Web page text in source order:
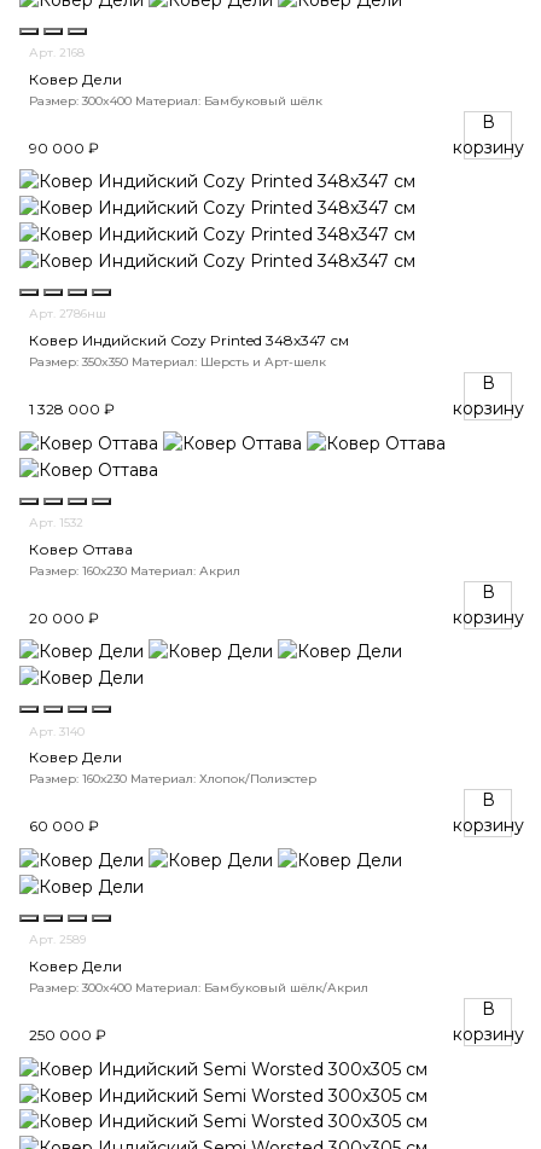
Арт. 2168
Ковер Дели
Размер: 300x400 Материал: Бамбуковый шёлк
90 000 ₽
В
корзину
Арт. 2786нш
Ковер Индийский Cozy Printed 348x347 см
Размер: 350x350 Материал: Шерсть и Арт-шелк
1 328 000 ₽
В
корзину
Арт. 1532
Ковер Оттава
Размер: 160х230 Материал: Акрил
20 000 ₽
В
корзину
Арт. 3140
Ковер Дели
Размер: 160х230 Материал: Хлопок/Полиэстер
60 000 ₽
В
корзину
Арт. 2589
Ковер Дели
Размер: 300x400 Материал: Бамбуковый шёлк/Акрил
250 000 ₽
В
корзину